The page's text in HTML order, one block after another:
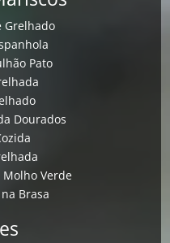
Grelhado
Pato
Dourados
Molho Verde
Brasa